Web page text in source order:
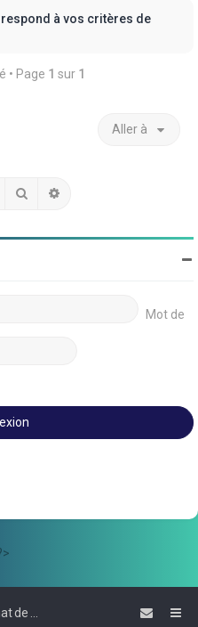
à vos critères de
• Page 1 sur 1
Aller à
Rechercher
Mot de